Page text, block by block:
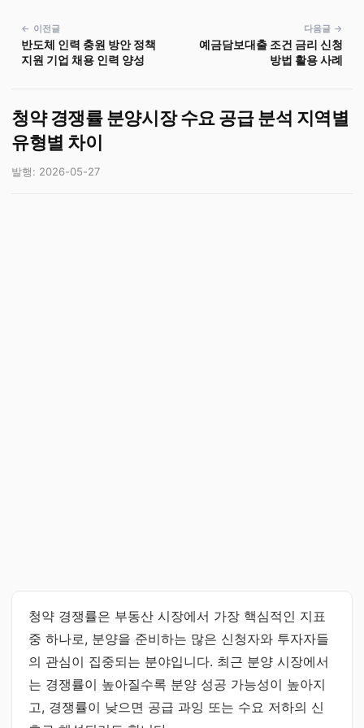
← 이전글
반도체 인력 충원 방안 정책
지원 기업 채용 인력 양성
다음글 →
예금담보대출 조건 금리 신청
방법 활용 사례
청약 경쟁률 분양시장 수요 공급 분석 지역별
유형별 차이
발행: 2026-05-27
청약 경쟁률은 부동산 시장에서 가장 핵심적인 지표
중 하나로, 분양을 준비하는 많은 신청자와 투자자들
의 관심이 집중되는 분야입니다. 최근 분양 시장에서
는 경쟁률이 높아질수록 분양 성공 가능성이 높아지
고, 경쟁률이 낮으면 공급 과잉 또는 수요 저하의 신